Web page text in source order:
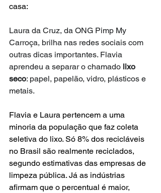
casa:
Laura da Cruz, da ONG Pimp My
Carroça, brilha nas redes sociais com
outras dicas importantes. Flavia
aprendeu a separar o chamado lixo
seco: papel, papelão, vidro, plásticos e
metais.
Flavia e Laura pertencem a uma
minoria da população que faz coleta
seletiva do lixo. Só 8% dos recicláveis
no Brasil são realmente reciclados,
segundo estimativas das empresas de
limpeza pública. Já as indústrias
afirmam que o percentual é maior,